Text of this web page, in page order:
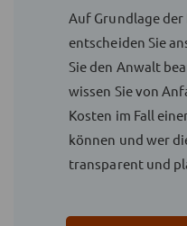
Auf Grundlage
entscheiden Sie
Sie den Anwalt
wissen Sie von
Kosten im Fall
können und wer
transparent und